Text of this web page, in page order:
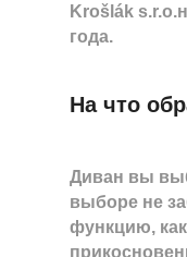
На что
Krošlák
года.
Диван вы
выборе не
функцию,